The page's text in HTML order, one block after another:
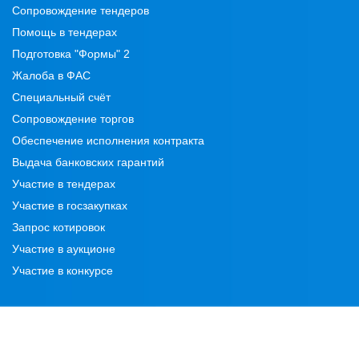
Сопровождение тендеров
Помощь в тендерах
Подготовка "Формы" 2
Жалоба в ФАС
Специальный счёт
Сопровождение торгов
Обеспечение исполнения контракта
Выдача банковских гарантий
Участие в тендерах
Участие в госзакупках
Запрос котировок
Участие в аукционе
Участие в конкурсе